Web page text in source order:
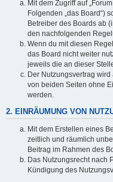
Mit dem Zugriff auf
Folgenden „das Board“)
Betreiber des Boards ab
den nachfolgenden
Wenn du mit diesen
das Board nicht weiter
jeweils die an dieser
Der Nutzungsvertrag
von beiden Seiten ohne
werden.
2. EINRÄUMUNG VON
Mit dem Erstellen eines
zeitlich und räumlich
Beitrag im Rahmen des
Das Nutzungsrecht nach
Kündigung des